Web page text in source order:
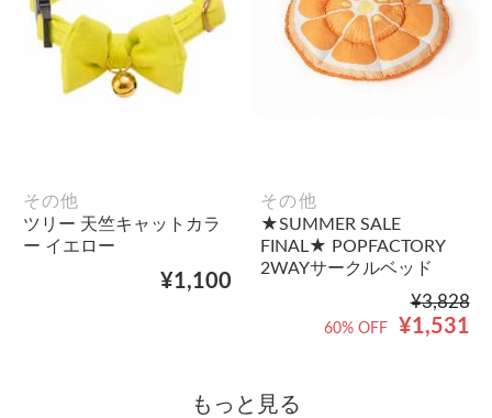
その他
ツリー 天竺キャットカラ
ー イエロー
¥1,100
その他
★SUMMER SALE
FINAL★ POPFACTORY
2WAYサークルベッド
¥3,828
¥1,531
60% OFF
もっと見る